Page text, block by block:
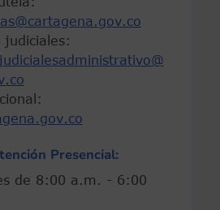
judiciales:
Presencial:
de 8:00 a.m. - 6:00